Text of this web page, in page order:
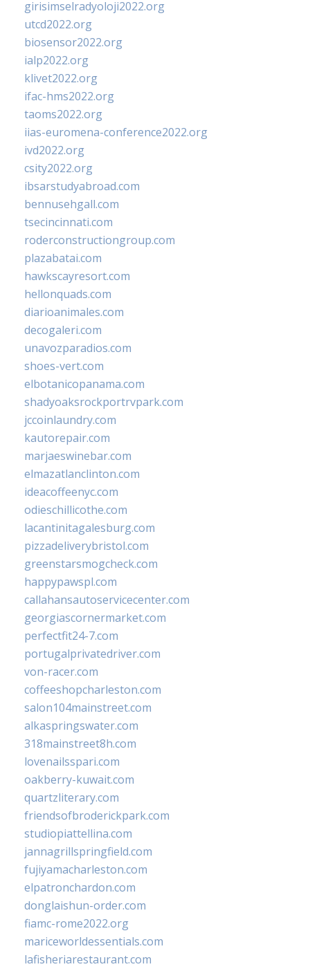
girisimselradyoloji2022.org
utcd2022.org
biosensor2022.org
ialp2022.org
klivet2022.org
ifac-hms2022.org
taoms2022.org
iias-euromena-conference2022.org
ivd2022.org
csity2022.org
ibsarstudyabroad.com
bennusehgall.com
tsecincinnati.com
roderconstructiongroup.com
plazabatai.com
hawkscayresort.com
hellonquads.com
diarioanimales.com
decogaleri.com
unavozparadios.com
shoes-vert.com
elbotanicopanama.com
shadyoaksrockportrvpark.com
jccoinlaundry.com
kautorepair.com
marjaeswinebar.com
elmazatlanclinton.com
ideacoffeenyc.com
odieschillicothe.com
lacantinitagalesburg.com
pizzadeliverybristol.com
greenstarsmogcheck.com
happypawspl.com
callahansautoservicecenter.com
georgiascornermarket.com
perfectfit24-7.com
portugalprivatedriver.com
von-racer.com
coffeeshopcharleston.com
salon104mainstreet.com
alkaspringswater.com
318mainstreet8h.com
lovenailsspari.com
oakberry-kuwait.com
quartzliterary.com
friendsofbroderickpark.com
studiopiattellina.com
jannagrillspringfield.com
fujiyamacharleston.com
elpatronchardon.com
donglaishun-order.com
fiamc-rome2022.org
mariceworldessentials.com
lafisheriarestaurant.com